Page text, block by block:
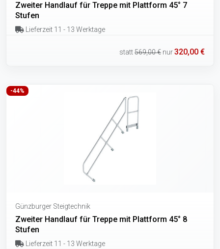
Zweiter Handlauf für Treppe mit Plattform 45° 7
Stufen
Lieferzeit 11 - 13 Werktage
statt569,00 € nur320,00 €
-44%
Günzburger Steigtechnik
Zweiter Handlauf für Treppe mit Plattform 45° 8
Stufen
Lieferzeit 11 - 13 Werktage